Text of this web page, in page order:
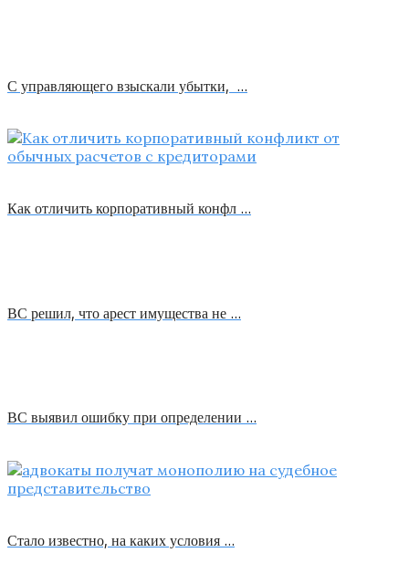
С управляющего взыскали убытки, …
Как отличить корпоративный конфл …
ВС решил, что арест имущества не …
ВС выявил ошибку при определении …
Стало известно, на каких условия …